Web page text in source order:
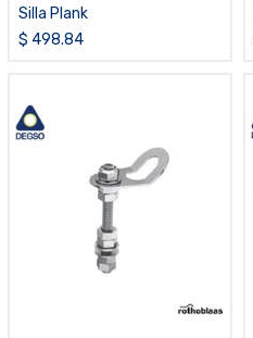
Silla Plank
$ 498.84